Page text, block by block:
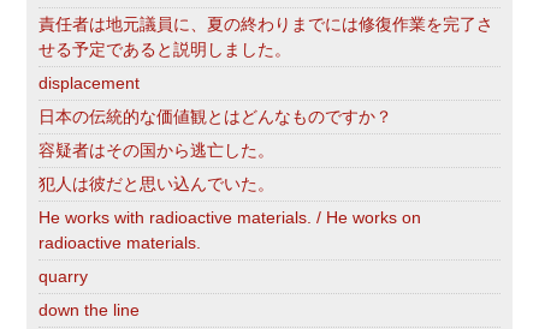
責任者は地元議員に、夏の終わりまでには修復作業を完了さ
せる予定であると説明しました。
displacement
日本の伝統的な価値観とはどんなものですか？
容疑者はその国から逃亡した。
犯人は彼だと思い込んでいた。
He works with radioactive materials. / He works on
radioactive materials.
quarry
down the line